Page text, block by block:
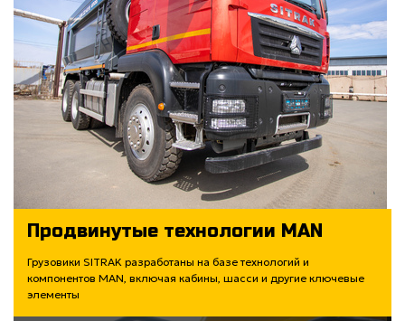
Продвинутые технологии MAN
Грузовики SITRAK разработаны на базе технологий и
компонентов MAN, включая кабины, шасси и другие ключевые
элементы